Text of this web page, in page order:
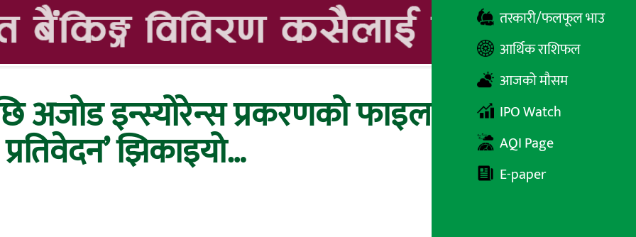
तरकारी/फलफूल भाउ
आर्थिक राशिफल
आजको मौसम
IPO Watch
AQI Page
E-paper
अजोड इन्स्योरेन्स प्रकरणको फाइल पुन:
झिकाइयो…